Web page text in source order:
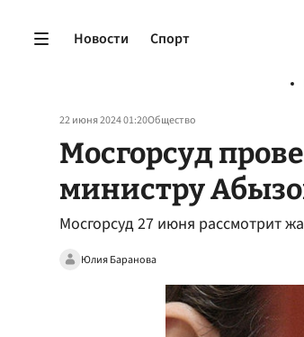
Новости Спорт
22 июня 2024 01:20Общество
Мосгорсуд
министру
Мосгорсуд 27 июня рассмотрит
Юлия Баранова